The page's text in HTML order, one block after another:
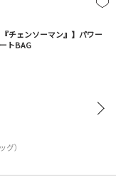
『チェンソーマン』】パワー
トBAG
）